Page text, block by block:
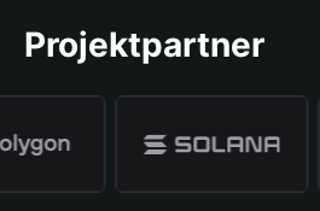
Projektpartner